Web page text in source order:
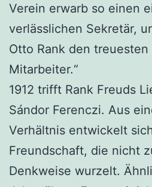
Verein erwarb so einen
verlässlichen Sekretär,
Otto Rank den
Mitarbeiter.“
1912 trifft Rank Freuds
Sándor Ferenczi. Aus
Verhältnis entwickelt
Freundschaft, die nicht
Denkweise wurzelt.